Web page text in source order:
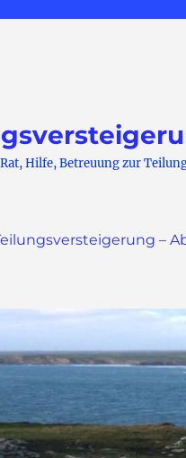
Hilfe, Betreuung zur
–